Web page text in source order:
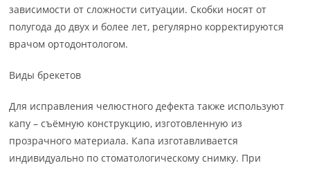
зависимости от сложности ситуации. Скобки носят от
полугода до двух и более лет, регулярно корректируются
врачом ортодонтологом.
Виды брекетов
Для исправления челюстного дефекта также используют
капу – съёмную конструкцию, изготовленную из
прозрачного материала. Капа изготавливается
индивидуально по стоматологическому снимку. При